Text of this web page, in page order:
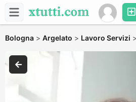
Bologna > Argelato > Lavoro Servizi >